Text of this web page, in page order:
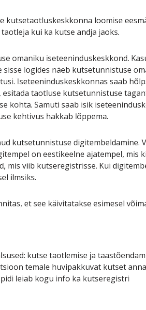
kutsetaotluskeskkonna loomise
kui ka kutse andja jaoks.
omaniku iseteeninduskeskkond.
sisse logides näeb kutsetunnistuse
Iseteeninduskeskkonnas saab
taotluse kutsetunnistuse
kohta. Samuti saab isik
kehtivus hakkab lõppema.
kutsetunnistuse digitembeldamine.
on eestikeelne ajatempel, mis
mis viib kutseregistrisse. Kui
ilmsiks.
et see käivitatakse esimesel
kutse taotlemise ja
temale huvipakkuvat kutset
leiab kogu info ka kutseregistri